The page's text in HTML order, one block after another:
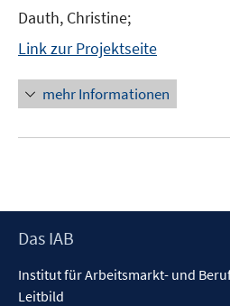
Dauth, Christine;
Link zur Projektseite
mehr Informationen
Footer
Das IAB
Institut für Arbeitsmarkt- und
Leitbild